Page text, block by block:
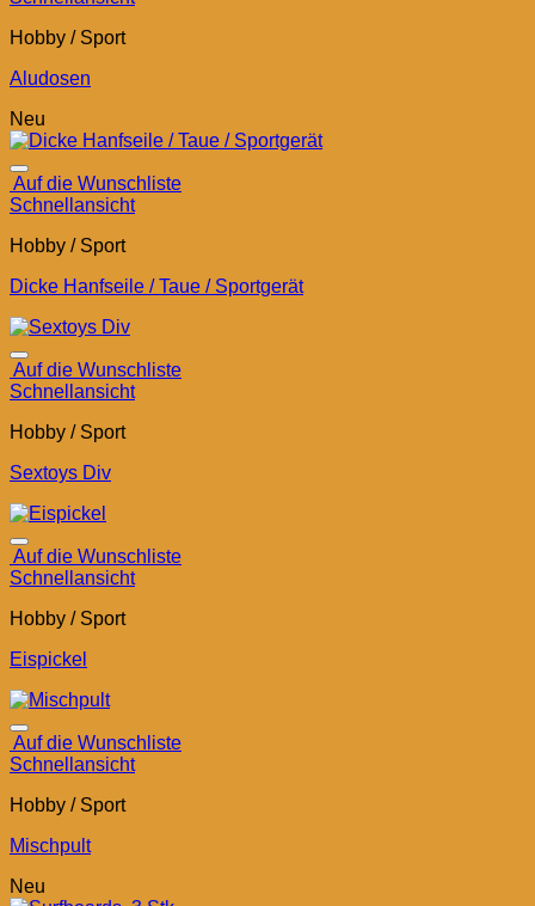
Hobby / Sport
Aludosen
Neu
Auf die Wunschliste
Schnellansicht
Hobby / Sport
Dicke Hanfseile / Taue / Sportgerät
Auf die Wunschliste
Schnellansicht
Hobby / Sport
Sextoys Div
Auf die Wunschliste
Schnellansicht
Hobby / Sport
Eispickel
Auf die Wunschliste
Schnellansicht
Hobby / Sport
Mischpult
Neu